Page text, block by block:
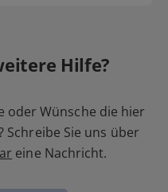
Hilfe?
oder Wünsche die hier
Sie uns über
eine Nachricht.